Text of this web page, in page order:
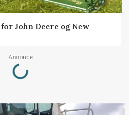
John Deere og New
Annonce
Loading...